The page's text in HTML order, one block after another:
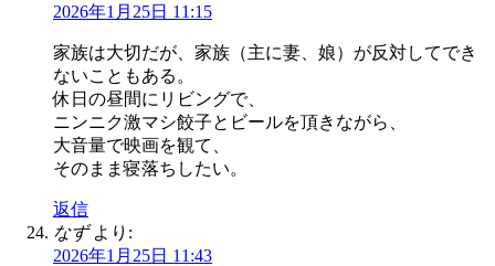
2026年1月25日 11:15
家族は大切だが、家族（主に妻、娘）が反対してでき
ないこともある。
休日の昼間にリビングで、
ニンニク激マシ餃子とビールを頂きながら、
大音量で映画を観て、
そのまま寝落ちしたい。
返信
なず より:
2026年1月25日 11:43